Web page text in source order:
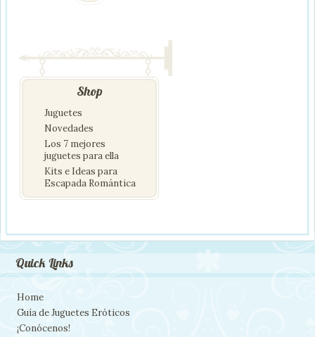
Shop
Juguetes
Novedades
Los 7 mejores
juguetes para ella
Kits e Ideas para
Escapada Romántica
Quick Links
Home
Guía de Juguetes Eróticos
¡Conócenos!